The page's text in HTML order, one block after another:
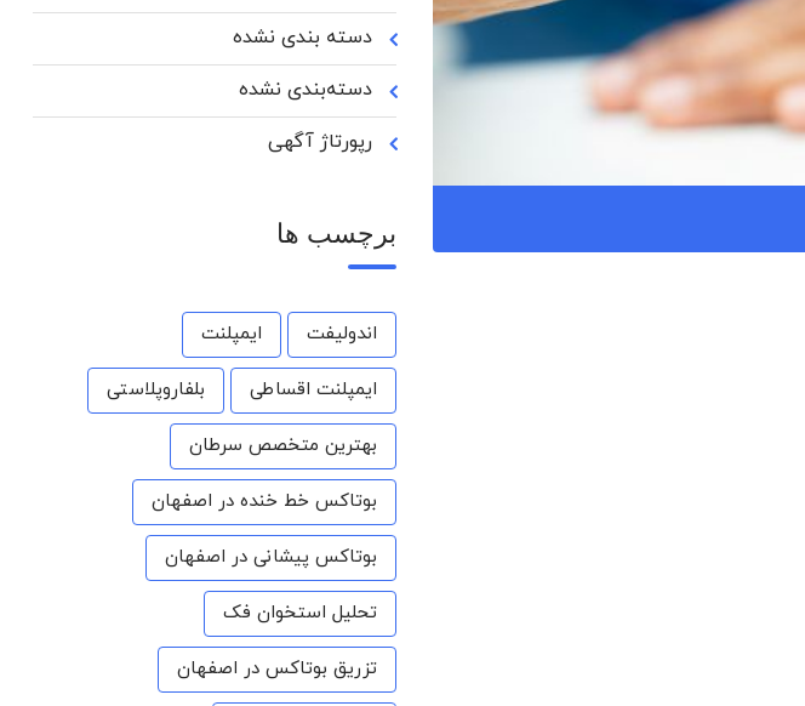
دسته بندی نشده
دسته‌بندی نشده
رپورتاژ آگهی
برچسب ها
اندولیفت ایمپلنت
ایمپلنت اقساطی بلفاروپلاستی
بهترین متخصص سرطان
بوتاکس خط خنده در اصفهان
بوتاکس پیشانی در اصفهان
تحلیل استخوان فک
تزریق بوتاکس در اصفهان